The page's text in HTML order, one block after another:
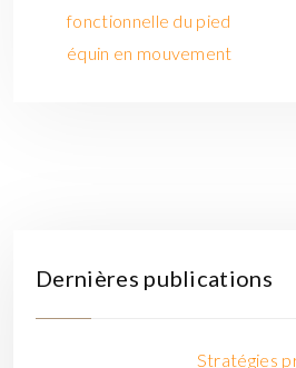
fonctionnelle du pied
équin en mouvement
Dernières publications
Stratégies